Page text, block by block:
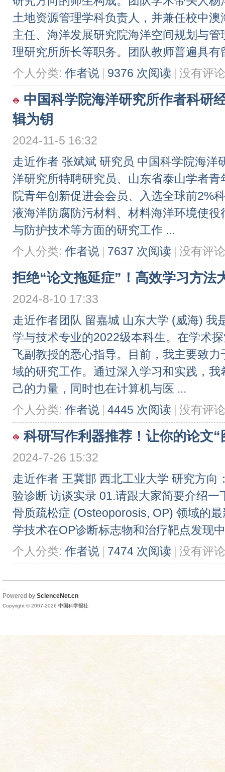
土地资源管理学科负责人，并兼任校中
主任、海洋发展研究院海洋空间规划与
理研究所所长等职务。团队教师普遍具有
个人分类: 作者说 | 9376 次阅读 | 没有评论
中国科学院海洋研究所作者科研
辑为钥
2024-11-5 16:32
走近作者 张斌斌 研究员 中国科学院海洋
洋研究所特聘研究员、山东省泰山学者
院青年创新促进会会员、入选全球前2%
液海洋防腐防污材料、材料海洋环境使
与防护技术等方面的研究工作 ...
个人分类: 作者说 | 7637 次阅读 | 没有评论
拒绝“论文拖延症”！高效学习方法
2024-8-10 17:33
走近作者团队 留嘉城 山东大学 (威海) 我
学与技术专业的2022级本科生。在学术
飞副教授的悉心指导。目前，我主要致
域的研究工作。通过深入学习和实践，
己的力量，同时也在计算机与医 ...
个人分类: 作者说 | 4445 次阅读 | 没有评论
科研写作利器推荐！让你的论文
2024-7-26 15:32
走近作者 王冀邯 西北工业大学 研究方向
验诊断 访谈实录 01.请跟大家简要介绍
骨质疏松症 (Osteoporosis, OP) 领域的
学技术在OP诊断标志物和治疗靶点发现
个人分类: 作者说 | 7474 次阅读 | 没有评论
Powered by ScienceNet.cn
Copyright © 2007-2026 中国科学报社